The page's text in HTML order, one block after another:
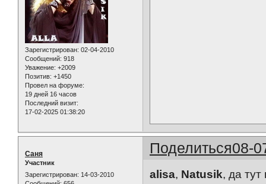
Зарегистрирован: 02-04-2010
Сообщений: 918
Уважение: +2009
Позитив: +1450
Провел на форуме:
19 дней 16 часов
Последний визит:
17-02-2025 01:38:20
Поделиться08-
Саня
Участник
Зарегистрирован: 14-03-2010
alisa, Natusik, да тут